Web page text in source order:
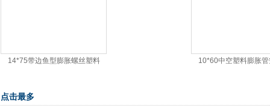
14*75带边鱼型膨胀螺丝塑料 10*60中空塑料膨胀
点击最多